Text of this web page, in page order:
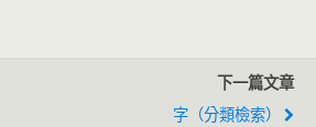
下一篇文章
字（分類檢索）